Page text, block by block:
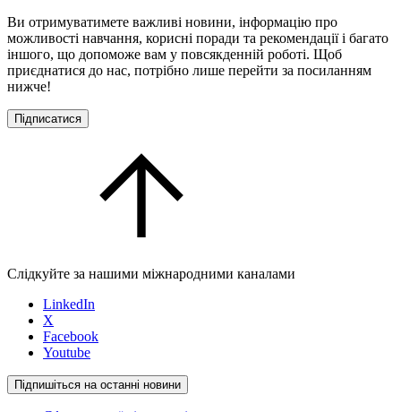
Ви отримуватимете важливі новини, інформацію про
можливості навчання, корисні поради та рекомендації і багато
іншого, що допоможе вам у повсякденній роботі. Щоб
приєднатися до нас, потрібно лише перейти за посиланням
нижче!
Підписатися
Слідкуйте за нашими міжнародними каналами
LinkedIn
X
Facebook
Youtube
Підпишіться на останні новини